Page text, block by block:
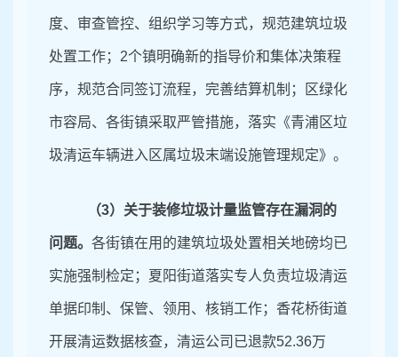
度、审查管控、组织学习等方式，规范建筑垃圾
处置工作；2个镇明确新的指导价和集体决策程
序，规范合同签订流程，完善结算机制；区绿化
市容局、各街镇采取严管措施，落实《青浦区垃
圾清运车辆进入区属垃圾末端设施管理规定》。
（3）关于装修垃圾计量监管存在漏洞的
问题。 各街镇在用的建筑垃圾处置相关地磅均已
实施强制检定；夏阳街道落实专人负责垃圾清运
单据印制、保管、领用、核销工作；香花桥街道
开展清运数据核查，清运公司已退款52.36万